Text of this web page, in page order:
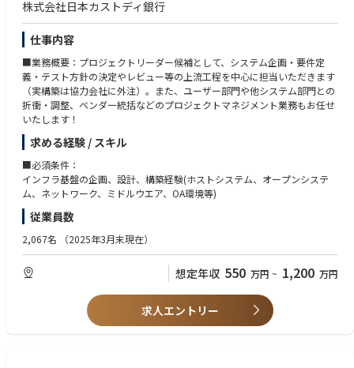
株式会社日本カストディ銀行
仕事内容
■業務概要：プロジェクトリーダー候補として、システム企画・要件定
義・テスト方針の決定やレビュー等の上流工程を中心に担当いただきます
（実構築は協力会社に外注）。また、ユーザー部門や他システム部門との
折衝・調整、ベンダー統括などのプロジェクトマネジメント業務もお任せ
いたします！
求める経験 / スキル
■必須条件：
インフラ基盤の企画、設計、構築経験(ホストシステム、オープンシステ
ム、ネットワーク、ミドルウエア、OA環境等)
従業員数
2,067名 （2025年3月末現在）
想定年収 550 万円 ~ 1,200 万円
求人エントリー